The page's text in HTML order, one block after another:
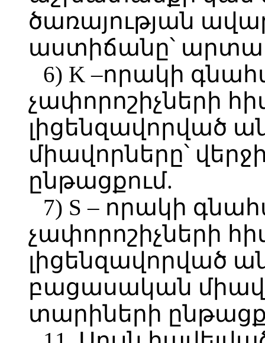
ծառայության
աստիճանը՝
6) K –որակի
չափորոշիչների
լիցենզավորված
միավորները՝
ընթացքում.
7) S – որակի
չափորոշիչների
լիցենզավորված
բացասական
տարիների